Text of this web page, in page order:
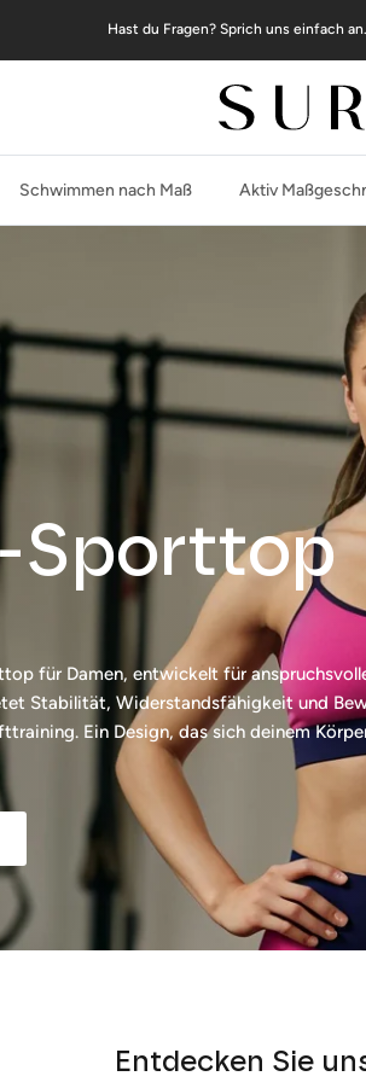
Hast du Fragen? Sprich uns einfach
Schwimmen nach Maß Aktiv
Sporttop
für Damen, entwickelt für
Stabilität, Widerstandsfähigkeit und
Ein Design, das sich deinem
Entdecken Sie